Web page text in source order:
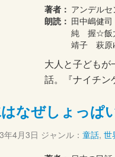
著者： アンデル
朗読： 田中嶋健
純 握☆飯
靖子 萩原
大人と子どもが
話。『ナイチン
なぜしょっぱ
年4月3日 ジャンル： 童話, 世